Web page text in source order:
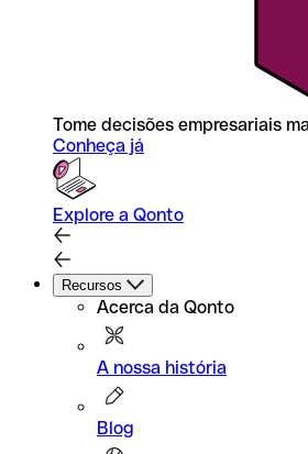
Tome decisões empresariais
Conheça já
Explore a Qonto
Recursos
Acerca da Qonto
A nossa história
Blog